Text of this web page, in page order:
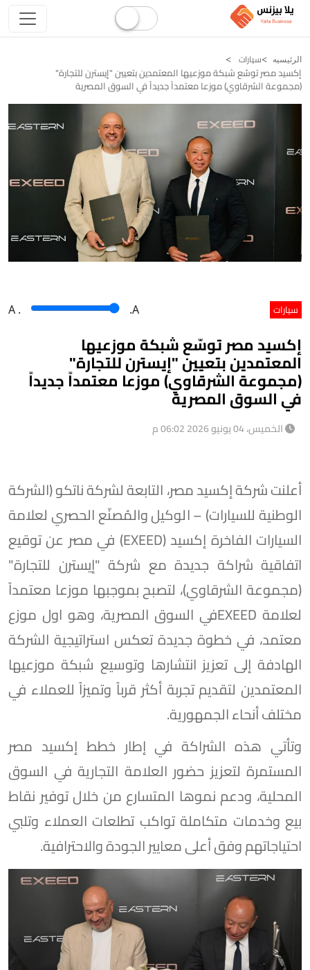
الرئيسيه سيارات
إكسيد مصر توسّع شبكة موزعيها المعتمدين بتعيين "إيسترن للتجارة"
(مجموعة الشرقاوي) موزعا معتمداً جديداً في السوق المصرية
سيارات A . .A
إكسيد مصر توسّع شبكة موزعيها
المعتمدين بتعيين "إيسترن للتجارة"
(مجموعة الشرقاوي) موزعا معتمداً جديداً
في السوق المصرية
الخميس، 04 يونيو 2026 06:02 م
أعلنت شركة إكسيد مصر، التابعة لشركة ناتكو (الشركة
الوطنية للسيارات) – الوكيل والمُصنّع الحصري لعلامة
السيارات الفاخرة إكسيد (EXEED) في مصر عن توقيع
اتفاقية شراكة جديدة مع شركة "إيسترن للتجارة"
(مجموعة الشرقاوي)، لتصبح بموجبها موزعا معتمداً
لعلامة EXEEDفي السوق المصرية، وهو اول موزع
معتمد، في خطوة جديدة تعكس استراتيجية الشركة
الهادفة إلى تعزيز انتشارها وتوسيع شبكة موزعيها
المعتمدين لتقديم تجربة أكثر قرباً وتميزاً للعملاء في
مختلف أنحاء الجمهورية.
وتأتي هذه الشراكة في إطار خطط إكسيد مصر
المستمرة لتعزيز حضور العلامة التجارية في السوق
المحلية، ودعم نموها المتسارع من خلال توفير نقاط
بيع وخدمات متكاملة تواكب تطلعات العملاء وتلبي
احتياجاتهم وفق أعلى معايير الجودة والاحترافية.